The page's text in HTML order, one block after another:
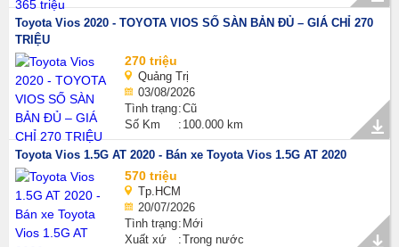
Toyota Vios 2020 - TOYOTA VIOS SỐ SÀN BẢN ĐỦ – GIÁ CHỈ 270
TRIỆU
270 triệu
Quảng Trị
03/08/2026
Tình trạng Cũ
Số Km
100.000 km
Toyota Vios 1.5G AT 2020 - Bán xe Toyota Vios 1.5G AT 2020
570 triệu
Tp.HCM
20/07/2026
Tình trạng Mới
Xuất xứ
Trong nước